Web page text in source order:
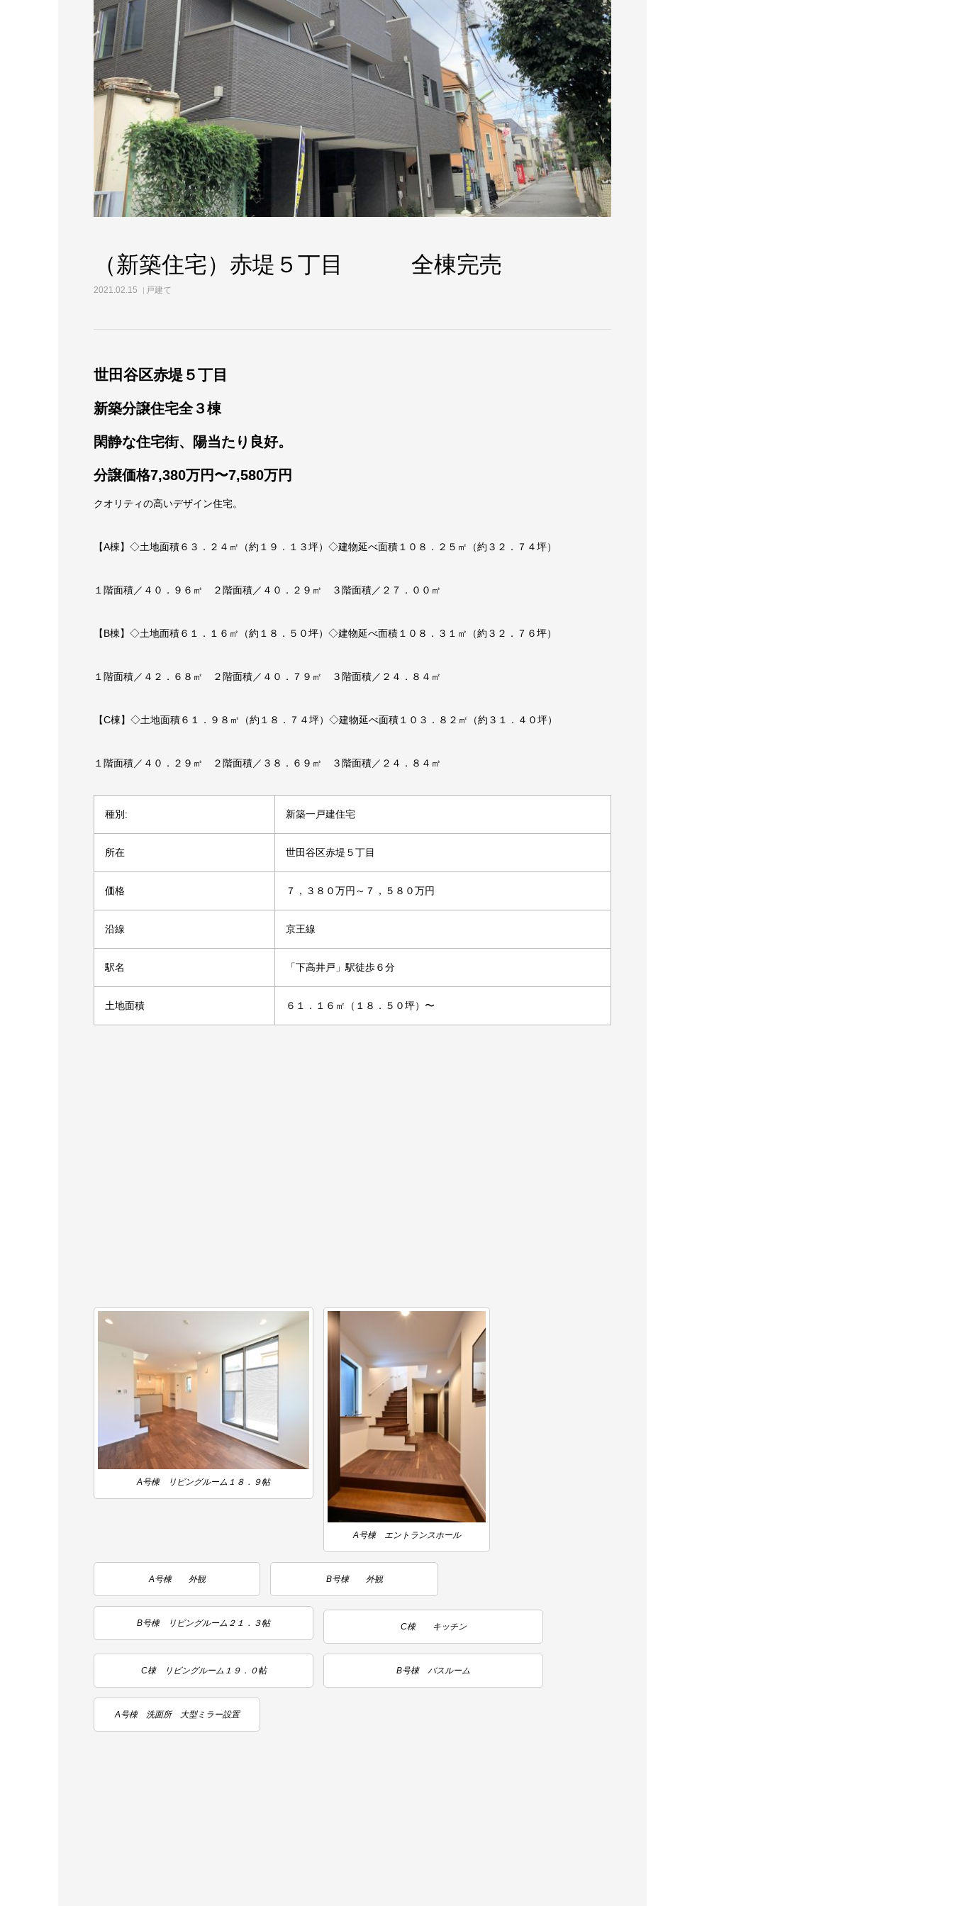
（新築住宅）赤堤５丁目 全棟完売
2021.02.15 戸建て
世田谷区赤堤５丁目
新築分譲住宅全３棟
閑静な住宅街、陽当たり良好。
分譲価格7,380万円〜7,580万円
クオリティの高いデザイン住宅。
【A棟】◇土地面積６３．２４㎡（約１９．１３坪）◇建物延べ面積１０８．２５㎡（約３２．７４坪）
１階面積／４０．９６㎡ ２階面積／４０．２９㎡ ３階面積／２７．００㎡
【B棟】◇土地面積６１．１６㎡（約１８．５０坪）◇建物延べ面積１０８．３１㎡（約３２．７６坪）
１階面積／４２．６８㎡ ２階面積／４０．７９㎡ ３階面積／２４．８４㎡
【C棟】◇土地面積６１．９８㎡（約１８．７４坪）◇建物延べ面積１０３．８２㎡（約３１．４０坪）
１階面積／４０．２９㎡ ２階面積／３８．６９㎡ ３階面積／２４．８４㎡
種別: 新築一戸建住宅
所在 世田谷区赤堤５丁目
価格 ７，３８０万円～７，５８０万円
沿線 京王線
駅名 「下高井戸」駅徒歩６分
土地面積 ６１．１６㎡（１８．５０坪）〜
A号棟 リビングルーム１８．９帖
A号棟 エントランスホール
A号棟 外観 B号棟 外観
B号棟 リビングルーム２１．３帖 C棟 キッチン
C棟 リビングルーム１９．０帖 B号棟 バスルーム
A号棟 洗面所 大型ミラー設置